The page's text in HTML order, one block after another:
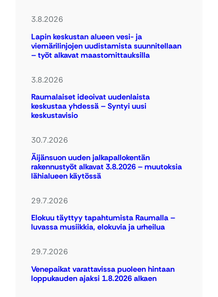
3.8.2026
Lapin keskustan alueen vesi- ja
viemärilinjojen uudistamista suunnitellaan
– työt alkavat maastomittauksilla
3.8.2026
Raumalaiset ideoivat uudenlaista
keskustaa yhdessä – Syntyi uusi
keskustavisio
30.7.2026
Äijänsuon uuden jalkapallokentän
rakennustyöt alkavat 3.8.2026 – muutoksia
lähialueen käytössä
29.7.2026
Elokuu täyttyy tapahtumista Raumalla –
luvassa musiikkia, elokuvia ja urheilua
29.7.2026
Venepaikat varattavissa puoleen hintaan
loppukauden ajaksi 1.8.2026 alkaen